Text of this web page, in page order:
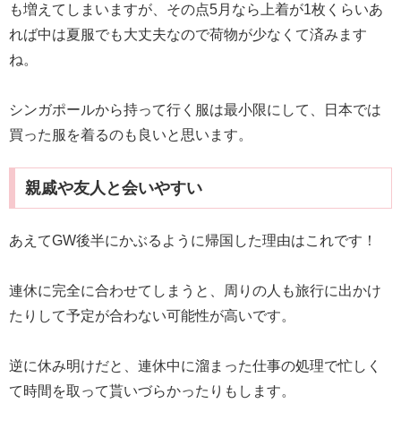
も増えてしまいますが、その点5月なら上着が1枚くらいあ
れば中は夏服でも大丈夫なので荷物が少なくて済みます
ね。
シンガポールから持って行く服は最小限にして、日本では
買った服を着るのも良いと思います。
親戚や友人と会いやすい
あえてGW後半にかぶるように帰国した理由はこれです！
連休に完全に合わせてしまうと、周りの人も旅行に出かけ
たりして予定が合わない可能性が高いです。
逆に休み明けだと、連休中に溜まった仕事の処理で忙しく
て時間を取って貰いづらかったりもします。